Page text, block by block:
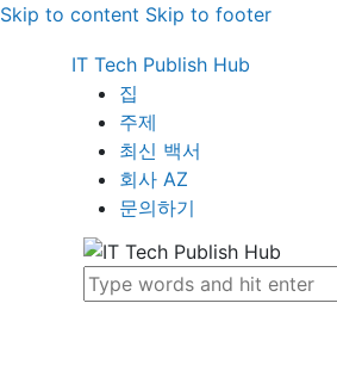
Skip to content Skip to footer
IT Tech Publish Hub
집
주제
최신 백서
회사 AZ
문의하기